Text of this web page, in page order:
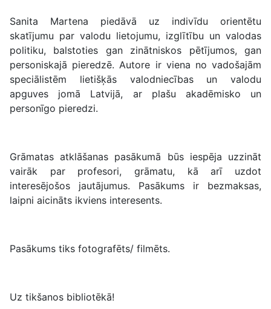
Sanita Martena piedāvā uz indivīdu orientētu
skatījumu par valodu lietojumu, izglītību un valodas
politiku, balstoties gan zinātniskos pētījumos, gan
personiskajā pieredzē. Autore ir viena no vadošajām
speciālistēm lietišķās valodniecības un valodu
apguves jomā Latvijā, ar plašu akadēmisko un
personīgo pieredzi.
Grāmatas atklāšanas pasākumā būs iespēja uzzināt
vairāk par profesori, grāmatu, kā arī uzdot
interesējošos jautājumus. Pasākums ir bezmaksas,
laipni aicināts ikviens interesents.
Pasākums tiks fotografēts/ filmēts.
Uz tikšanos bibliotēkā!